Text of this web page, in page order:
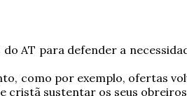
AT para defender a
como por exemplo, ofertas
cristã sustentar os seus